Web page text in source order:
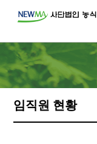
임직원 현황